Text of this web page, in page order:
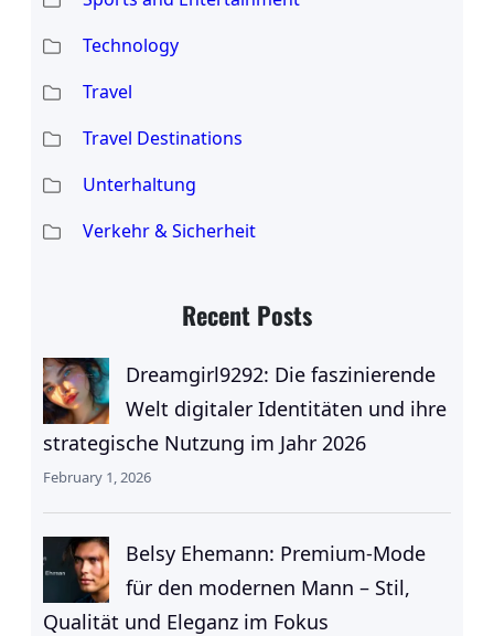
Technology
Travel
Travel Destinations
Unterhaltung
Verkehr & Sicherheit
Recent Posts
Dreamgirl9292: Die faszinierende
Welt digitaler Identitäten und ihre
strategische Nutzung im Jahr 2026
February 1, 2026
Belsy Ehemann: Premium-Mode
für den modernen Mann – Stil,
Qualität und Eleganz im Fokus